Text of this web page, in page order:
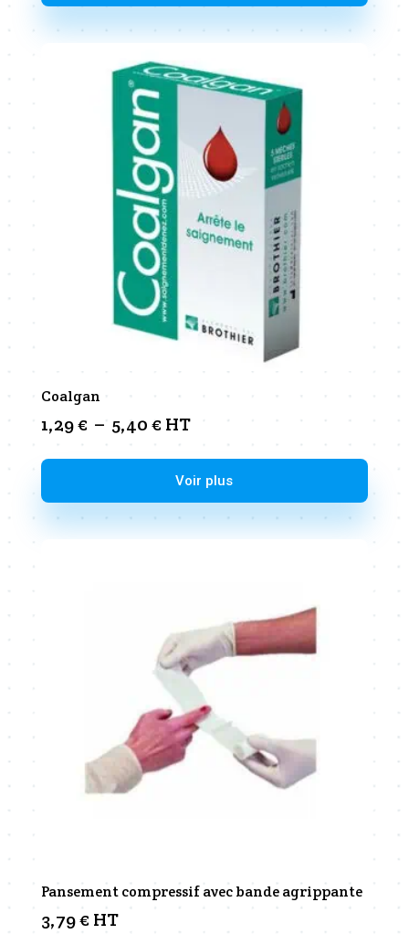
Coalgan
1,29€ – 5,40€Plage
de
prix :
1,29 €
HT
Voir plus
Ce
produit
Pansement compressif avec bande agrippante
3,79€ HT